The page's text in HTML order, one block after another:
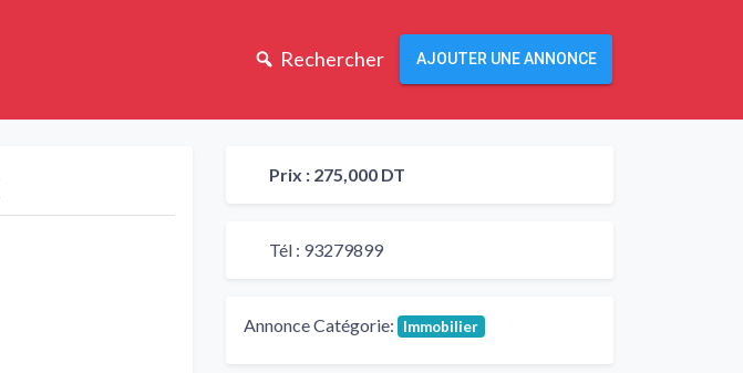
Rechercher AJOUTER UNE ANNONCE
Prix : 275,000 DT
Tél : 93279899
Annonce Catégorie: Immobilier